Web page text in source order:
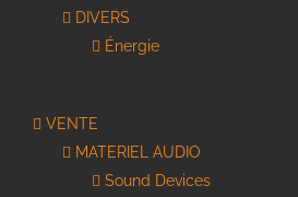
DIVERS
Énergie
VENTE
MATERIEL AUDIO
Sound Devices